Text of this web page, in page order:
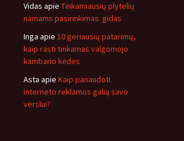
Vidas apie Tinkamiausių plytelių
namams pasirinkimas: gidas
Inga apie 10 geriausių patarimų,
kaip rasti tinkamas valgomojo
kambario kėdes
Asta apie Kaip panaudoti
interneto reklamos galią savo
verslui?